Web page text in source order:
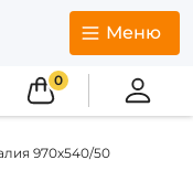
Меню
0
970х540/50